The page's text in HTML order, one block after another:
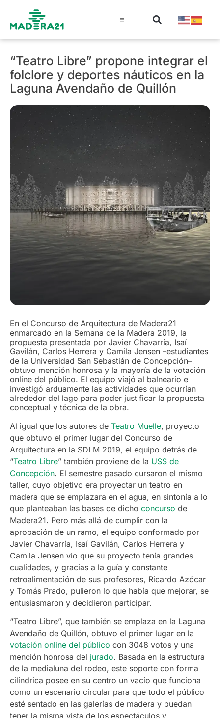
“Teatro Libre” propone integrar el
folclore y deportes náuticos en la
Laguna Avendaño de Quillón
En el Concurso de Arquitectura de Madera21
enmarcado en la Semana de la Madera 2019, la
propuesta presentada por Javier Chavarría, Isaí
Gavilán, Carlos Herrera y Camila Jensen –estudiantes
de la Universidad San Sebastián de Concepción–,
obtuvo mención honrosa y la mayoría de la votación
online del público. El equipo viajó al balneario e
investigó arduamente las actividades que ocurrían
alrededor del lago para poder justificar la propuesta
conceptual y técnica de la obra.
Al igual que los autores de Teatro Muelle, proyecto
que obtuvo el primer lugar del Concurso de
Arquitectura en la SDLM 2019, el equipo detrás de
“Teatro Libre” también proviene de la USS de
Concepción. El semestre pasado cursaron el mismo
taller, cuyo objetivo era proyectar un teatro en
madera que se emplazara en el agua, en sintonía a lo
que planteaban las bases de dicho concurso de
Madera21. Pero más allá de cumplir con la
aprobación de un ramo, el equipo conformado por
Javier Chavarría, Isaí Gavilán, Carlos Herrera y
Camila Jensen vio que su proyecto tenía grandes
cualidades, y gracias a la guía y constante
retroalimentación de sus profesores, Ricardo Azócar
y Tomás Prado, pulieron lo que había que mejorar, se
entusiasmaron y decidieron participar.
“Teatro Libre”, que también se emplaza en la Laguna
Avendaño de Quillón, obtuvo el primer lugar en la
votación online del público con 3048 votos y una
mención honrosa del jurado. Basada en la estructura
de la medialuna del rodeo, este soporte con forma
cilíndrica posee en su centro un vacío que funciona
como un escenario circular para que todo el público
esté sentado en las galerías de madera y puedan
tener la misma vista de los espectáculos y